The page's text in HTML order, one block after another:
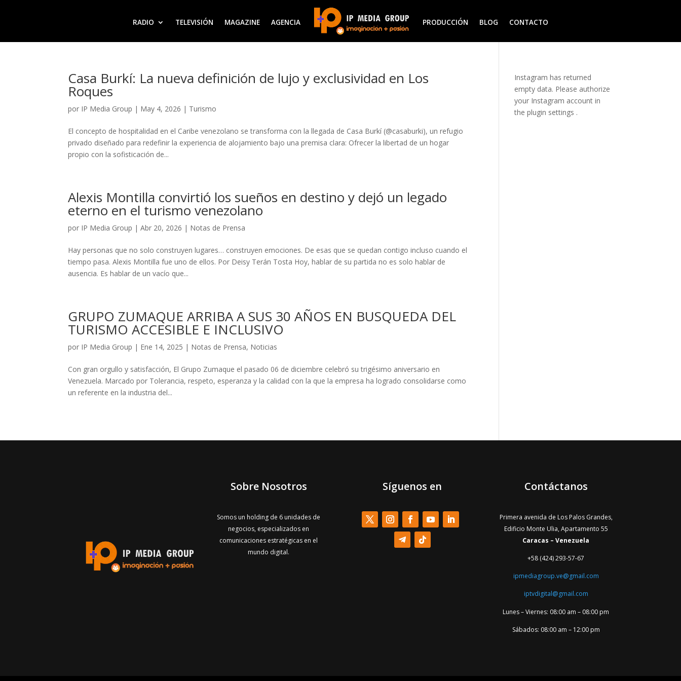
RADIO TELEVISIÓN MAGAZINE AGENCIA PRODUCCIÓN BLOG CONTACTO
Casa Burkí: La nueva definición de lujo y exclusividad en Los
Roques
por IP Media Group | May 4, 2026 | Turismo
El concepto de hospitalidad en el Caribe venezolano se transforma con la llegada de Casa Burkí (@casaburki), un refugio
privado diseñado para redefinir la experiencia de alojamiento bajo una premisa clara: Ofrecer la libertad de un hogar
propio con la sofisticación de...
Alexis Montilla convirtió los sueños en destino y dejó un legado
eterno en el turismo venezolano
por IP Media Group |Abr 20, 2026 | Notas de Prensa
Hay personas que no solo construyen lugares… construyen emociones. De esas que se quedan contigo incluso cuando el
tiempo pasa. Alexis Montilla fue uno de ellos. Por Deisy Terán Tosta Hoy, hablar de su partida no es solo hablar de
ausencia. Es hablar de un vacío que...
GRUPO ZUMAQUE ARRIBA A SUS 30 AÑOS EN BUSQUEDA DEL
TURISMO ACCESIBLE E INCLUSIVO
por IP Media Group | Ene 14, 2025 | Notas de Prensa, Noticias
Con gran orgullo y satisfacción, El Grupo Zumaque el pasado 06 de diciembre celebró su trigésimo aniversario en
Venezuela. Marcado por Tolerancia, respeto, esperanza y la calidad con la que la empresa ha logrado consolidarse como
un referente en la industria del...
Instagram has returned
empty data. Please authorize
your Instagram account in
theplugin settings .
Sobre Nosotros
Somos un holding de 6 unidades de
negocios, especializados en
comunicaciones estratégicas en el
mundo digital.
Síguenos en Contáctanos
Primera avenida de Los Palos Grandes,
Edificio Monte Ulia, Apartamento 55
Caracas – Venezuela
+58 (424) 293-57-67
ipmediagroup.ve@gmail.com
iptvdigital@gmail.com
Lunes – Viernes: 08:00 am – 08:00 pm
Sábados: 08:00 am – 12:00 pm